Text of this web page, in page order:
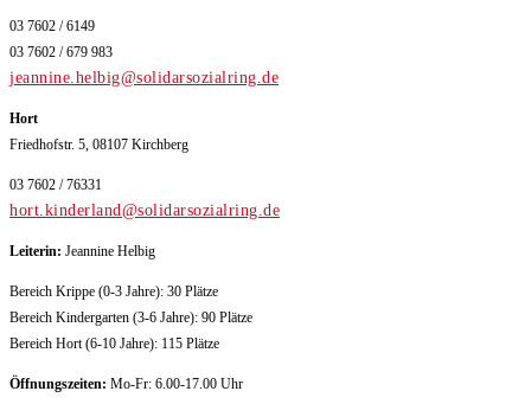
03 7602 / 6149
03 7602 / 679 983
jeannine.helbig@solidarsozialring.de
Hort
Friedhofstr. 5, 08107 Kirchberg
03 7602 / 76331
hort.kinderland@solidarsozialring.de
Leiterin: Jeannine Helbig
Bereich Krippe (0-3 Jahre): 30 Plätze
Bereich Kindergarten (3-6 Jahre): 90 Plätze
Bereich Hort (6-10 Jahre): 115 Plätze
Öffnungszeiten: Mo-Fr: 6.00-17.00 Uhr